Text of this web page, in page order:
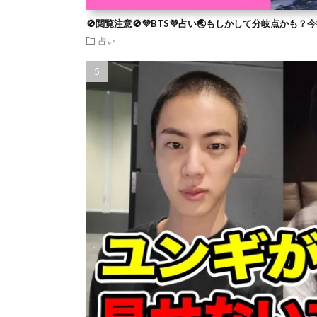
🚫閲覧注意🚫💜BTS💜占い🌏もしかして分岐点かも？
占い